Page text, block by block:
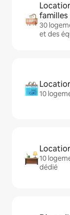
familles
30
et des
10
10
dédié